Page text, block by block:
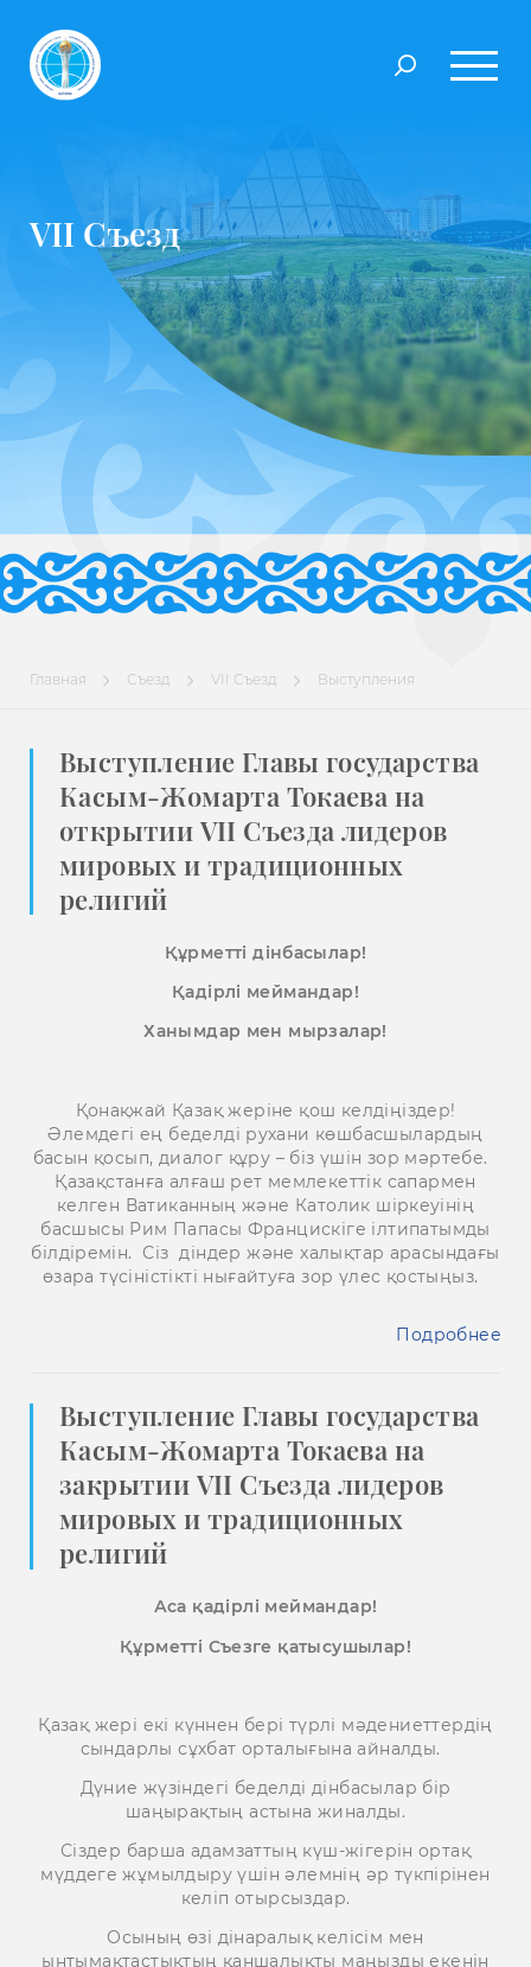
VII Съезд
Главная Съезд VII Съезд Выступления
Выступление Главы государства
Касым-Жомарта Токаева на
открытии VII Съезда лидеров
мировых и традиционных
религий
Құрметті дінбасылар!
Қадірлі меймандар!
Ханымдар мен мырзалар!
Қонақжай Қазақ жеріне қош келдіңіздер!
Әлемдегі ең беделді рухани көшбасшылардың
басын қосып, диалог құру – біз үшін зор мәртебе.
Қазақстанға алғаш рет мемлекеттік сапармен
келген Ватиканның және Католик шіркеуінің
басшысы Рим Папасы Францискіге ілтипатымды
білдіремін. Сіз діндер және халықтар арасындағы
өзара түсіністікті нығайтуға зор үлес қостыңыз.
Подробнее
Выступление Главы государства
Касым-Жомарта Токаева на
закрытии VII Съезда лидеров
мировых и традиционных
религий
Аса қадірлі меймандар!
Құрметті Съезге қатысушылар!
Қазақ жері екі күннен бері түрлі мәдениеттердің
сындарлы сұхбат орталығына айналды.
Дүние жүзіндегі беделді дінбасылар бір
шаңырақтың астына жиналды.
Сіздер барша адамзаттың күш-жігерін ортақ
мүддеге жұмылдыру үшін әлемнің әр түкпірінен
келіп отырсыздар.
Осының өзі дінаралық келісім мен
ынтымақтастықтың қаншалықты маңызды екенін